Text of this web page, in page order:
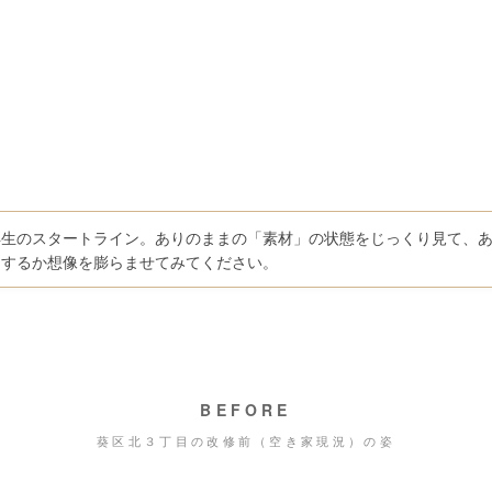
のスタートライン。ありのままの「素材」の状態をじっくり見て、
するか想像を膨らませてみてください。
BEFORE
葵区北３丁目の改修前（空き家現況）の姿